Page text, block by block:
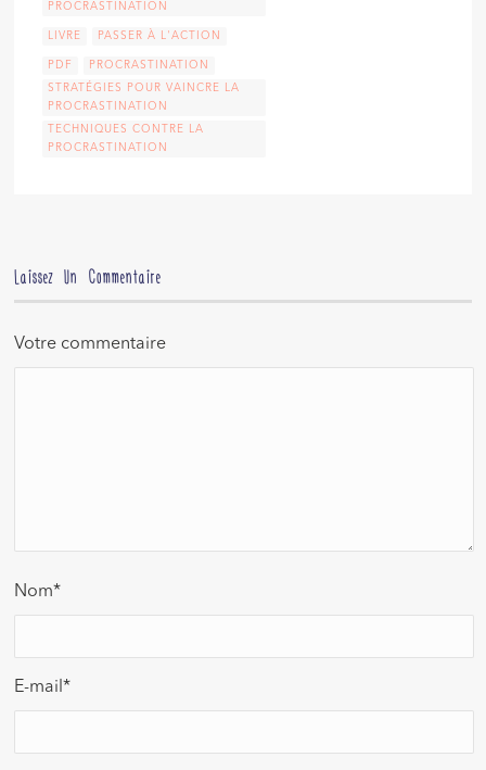
PROCRASTINATION
LIVRE PASSER À L'ACTION
PDF PROCRASTINATION
STRATÉGIES POUR VAINCRE LA
PROCRASTINATION
TECHNIQUES CONTRE LA
PROCRASTINATION
Laissez Un Commentaire
Votre commentaire
Nom*
E-mail*